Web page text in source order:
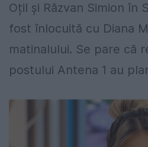
Oțil și Răzvan Simion în
fost înlocuită cu Diana
matinalului. Se pare că
postului Antena 1 au